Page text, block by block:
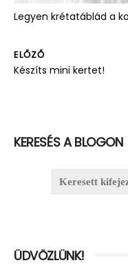
Legyen krétatáblád a
ELŐZŐ
Készíts mini kertet!
KERESÉS A BLOGON
ÜDVÖZLÜNK!